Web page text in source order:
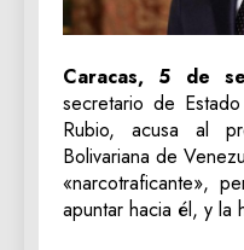
Caracas, 5 de
secretario de
Rubio, acusa al
Bolivariana de
«narcotraficante»,
apuntar hacia él, y la